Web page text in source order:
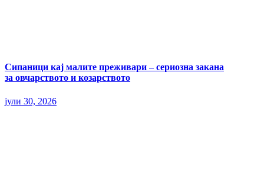
Сипаници кај малите преживари – сериозна закана
за овчарството и козарството
јули 30, 2026